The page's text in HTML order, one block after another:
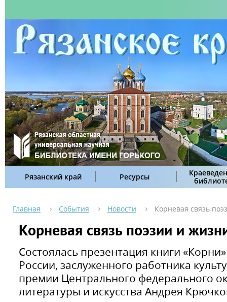
Рязанский край Ресурсы
Главная События Новости Корневая связь
Корневая связь поэзии и
Состоялась презентация книги
России, заслуженного работника
премии Центрального федерального
литературы и искусства Андрея